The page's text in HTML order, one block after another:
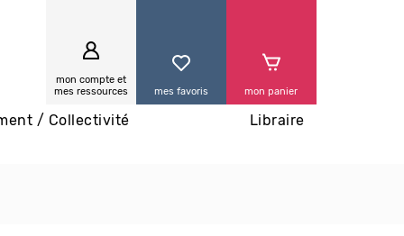
mon compte et
mes ressources
mes favoris mon panier
/ Collectivité Libraire